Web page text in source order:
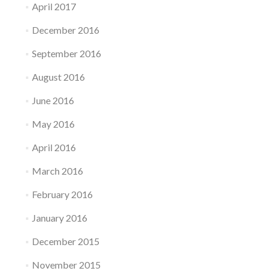
April 2017
December 2016
September 2016
August 2016
June 2016
May 2016
April 2016
March 2016
February 2016
January 2016
December 2015
November 2015